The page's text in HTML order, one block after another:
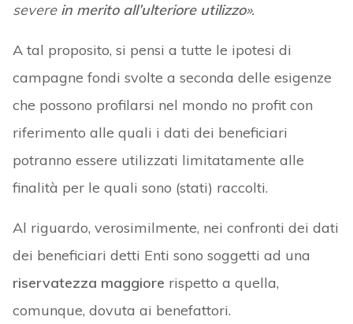
severe in merito all’ulteriore utilizzo».
A tal proposito, si pensi a tutte le ipotesi di
campagne fondi svolte a seconda delle esigenze
che possono profilarsi nel mondo no profit con
riferimento alle quali i dati dei beneficiari
potranno essere utilizzati limitatamente alle
finalità per le quali sono (stati) raccolti.
Al riguardo, verosimilmente, nei confronti dei dati
dei beneficiari detti Enti sono soggetti ad una
riservatezza maggiore rispetto a quella,
comunque, dovuta ai benefattori.